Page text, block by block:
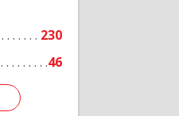
230
46